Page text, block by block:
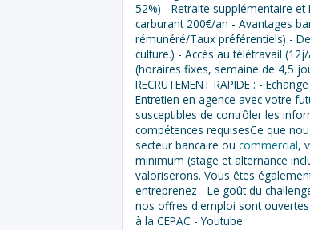
52%) - Retraite supplémentaire
carburant 200€/an - Avantages
rémunéré/Taux préférentiels) -
culture.) - Accès au télétravail
(horaires fixes, semaine de 4,5
RECRUTEMENT RAPIDE : -
Entretien en agence avec votre
susceptibles de contrôler les
compétences requisesCe que
secteur bancaire ou commercial,
minimum (stage et alternance
valoriserons. Vous êtes
entreprenez - Le goût du
nos offres d'emploi sont
à la CEPAC - Youtube